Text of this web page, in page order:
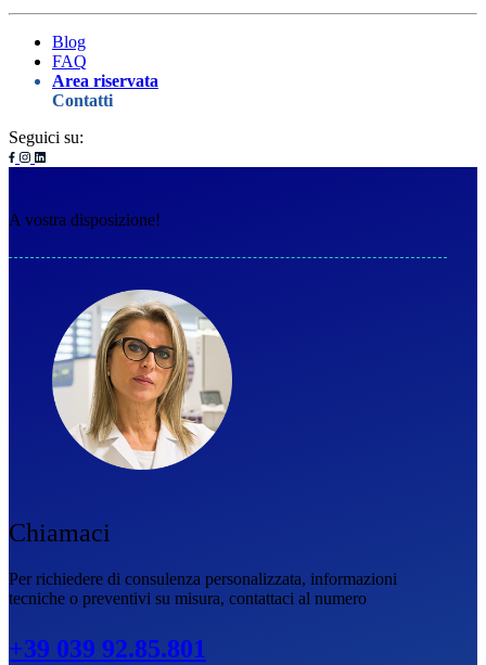
Blog
FAQ
Area riservata
Contatti
Seguici su:
A vostra disposizione!
Chiamaci
Per richiedere di consulenza personalizzata, informazioni
tecniche o preventivi su misura, contattaci al numero
+39 039 92.85.801